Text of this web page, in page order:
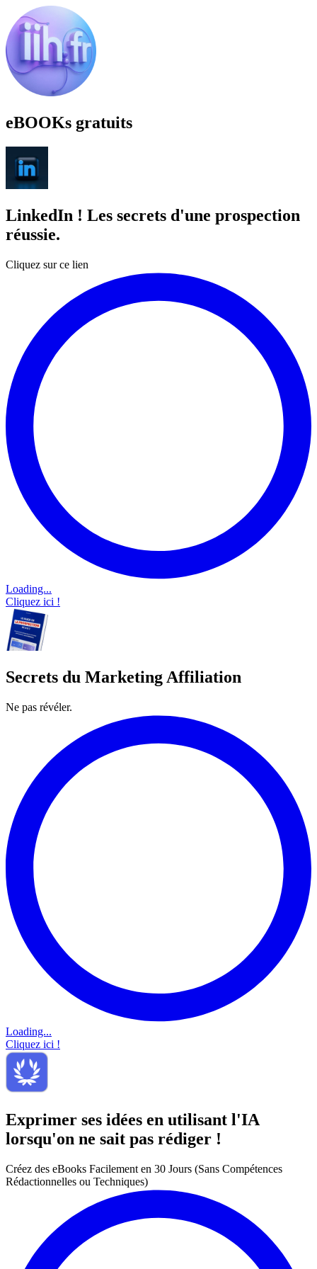
eBOOKs gratuits
LinkedIn ! Les secrets d'une prospection
réussie.
Cliquez sur ce lien
Loading...
Cliquez ici !
Secrets du Marketing Affiliation
Ne pas révéler.
Loading...
Cliquez ici !
Exprimer ses idées en utilisant l'IA
lorsqu'on ne sait pas rédiger !
Créez des eBooks Facilement en 30 Jours (Sans Compétences
Rédactionnelles ou Techniques)